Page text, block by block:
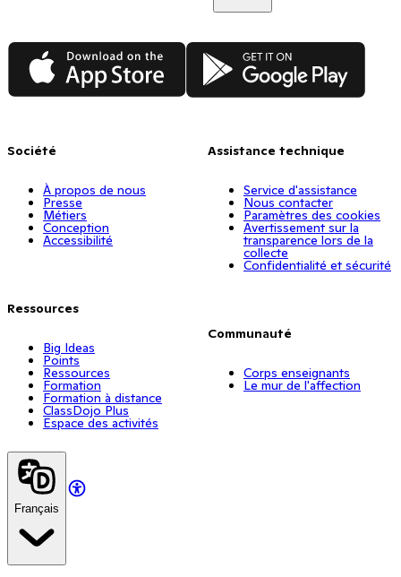
App Store Google Play
Société
À propos de nous
Presse
Métiers
Conception
Accessibilité
Ressources
Big Ideas
Points
Ressources
Formation
Formation à distance
ClassDojo Plus
Espace des activités
Assistance technique
Service d'assistance
Nous contacter
Paramètres des cookies
Avertissement sur la
transparence lors de la
collecte
Confidentialité et sécurité
Communauté
Corps enseignants
Le mur de l'affection
Français